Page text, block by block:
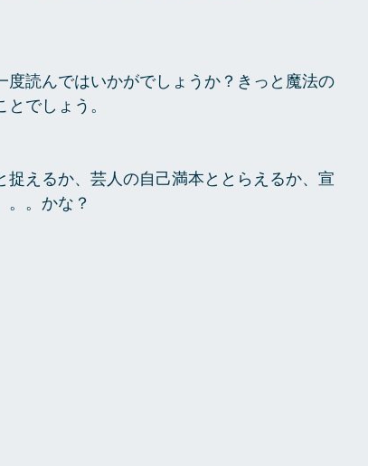
読んではいかがでしょうか？きっと魔法の
でしょう。
えるか、芸人の自己満本ととらえるか、宣
。。かな？